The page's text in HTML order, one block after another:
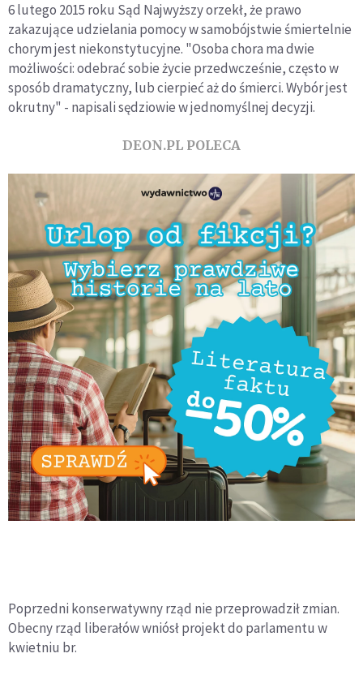
6 lutego 2015 roku Sąd Najwyższy orzekł, że prawo
zakazujące udzielania pomocy w samobójstwie śmiertelnie
chorym jest niekonstytucyjne. "Osoba chora ma dwie
możliwości: odebrać sobie życie przedwcześnie, często w
sposób dramatyczny, lub cierpieć aż do śmierci. Wybór jest
okrutny" - napisali sędziowie w jednomyślnej decyzji.
DEON.PL POLECA
Poprzedni konserwatywny rząd nie przeprowadził zmian.
Obecny rząd liberałów wniósł projekt do parlamentu w
kwietniu br.